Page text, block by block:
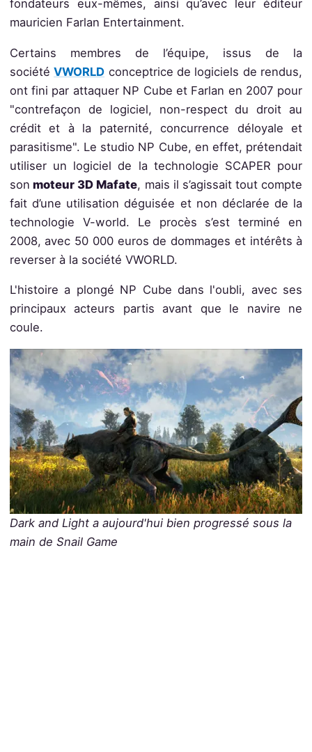
fondateurs eux-mêmes, ainsi qu’avec leur éditeur
mauricien Farlan Entertainment.
Certains membres de l’équipe, issus de la
sociétéVWORLD conceptrice de logiciels de rendus,
ont fini par attaquer NP Cube et Farlan en 2007 pour
"contrefaçon de logiciel, non-respect du droit au
crédit et à la paternité, concurrence déloyale et
parasitisme". Le studio NP Cube, en effet, prétendait
utiliser un logiciel de la technologie SCAPER pour
son moteur 3D Mafate, mais il s’agissait tout compte
fait d’une utilisation déguisée et non déclarée de la
technologie V-world. Le procès s’est terminé en
2008, avec 50 000 euros de dommages et intérêts à
reverser à la société VWORLD.
L'histoire a plongé NP Cube dans l'oubli, avec ses
principaux acteurs partis avant que le navire ne
coule.
Dark and Light a aujourd'hui bien progressé sous la
main de Snail Game